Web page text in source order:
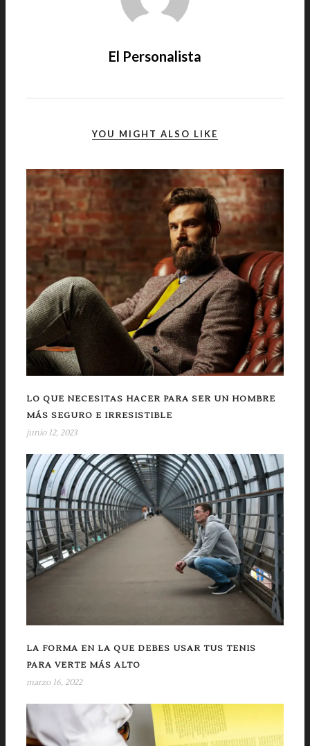
El Personalista
YOU MIGHT ALSO LIKE
LO QUE NECESITAS HACER PARA SER UN HOMBRE
MÁS SEGURO E IRRESISTIBLE
junio 12, 2023
LA FORMA EN LA QUE DEBES USAR TUS TENIS
PARA VERTE MÁS ALTO
marzo 16, 2022